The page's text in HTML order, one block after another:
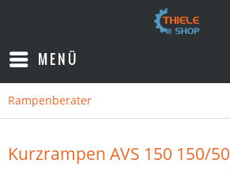
MENÜ
Rampenberater
Kurzrampen AVS 150 150/50